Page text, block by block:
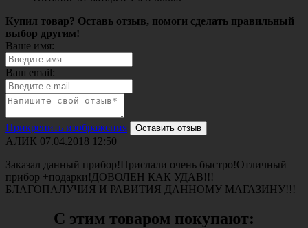
Купил товар? Оставь отзыв, помоги сделать правильный
выбор другим!
Ваше имя:
Ваш email:
Прикрепить изображения Оставить отзыв
АЛИК 07.04.2018 12:50
Заказал данный прибор!Прислали очень быстро!Отличный
прибор +подарки!ДОВОЛЕН КАК УДАВ!!!
БЛАГОПАЛУЧИЯ И РАВИТИЯ ДАННОМУ МАГАЗИНУ!!!
С этим товаром покупают: